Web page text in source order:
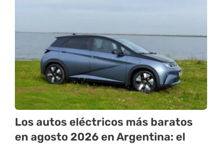
Los autos eléctricos más baratos
en agosto 2026 en Argentina: el